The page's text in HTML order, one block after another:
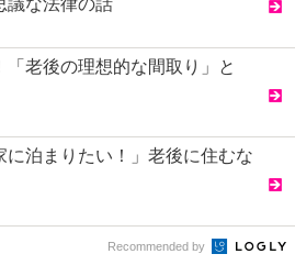
「老後の理想的な間取り」と
に泊まりたい！」老後に住むな
Recommended by